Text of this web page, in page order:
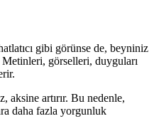
gibi görünse de, beyniniz
görselleri, duyguları
artırır. Bu nedenle,
daha fazla yorgunluk